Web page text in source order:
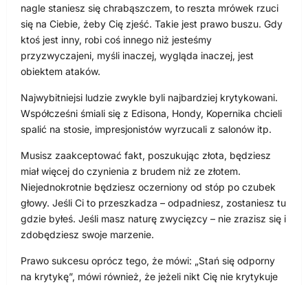
nagle staniesz się chrabąszczem, to reszta mrówek rzuci
się na Ciebie, żeby Cię zjeść. Takie jest prawo buszu. Gdy
ktoś jest inny, robi coś innego niż jesteśmy
przyzwyczajeni, myśli inaczej, wygląda inaczej, jest
obiektem ataków.
Najwybitniejsi ludzie zwykle byli najbardziej krytykowani.
Współcześni śmiali się z Edisona, Hondy, Kopernika chcieli
spalić na stosie, impresjonistów wyrzucali z salonów itp.
Musisz zaakceptować fakt, poszukując złota, będziesz
miał więcej do czynienia z brudem niż ze złotem.
Niejednokrotnie będziesz oczerniony od stóp po czubek
głowy. Jeśli Ci to przeszkadza – odpadniesz, zostaniesz tu
gdzie byłeś. Jeśli masz naturę zwycięzcy – nie zrazisz się i
zdobędziesz swoje marzenie.
Prawo sukcesu oprócz tego, że mówi: „Stań się odporny
na krytykę”, mówi również, że jeżeli nikt Cię nie krytykuje